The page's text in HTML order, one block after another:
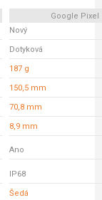
Google Pixel
Nový
Dotyková
187 g
150,5 mm
70,8 mm
8,9 mm
Ano
IP68
Šedá